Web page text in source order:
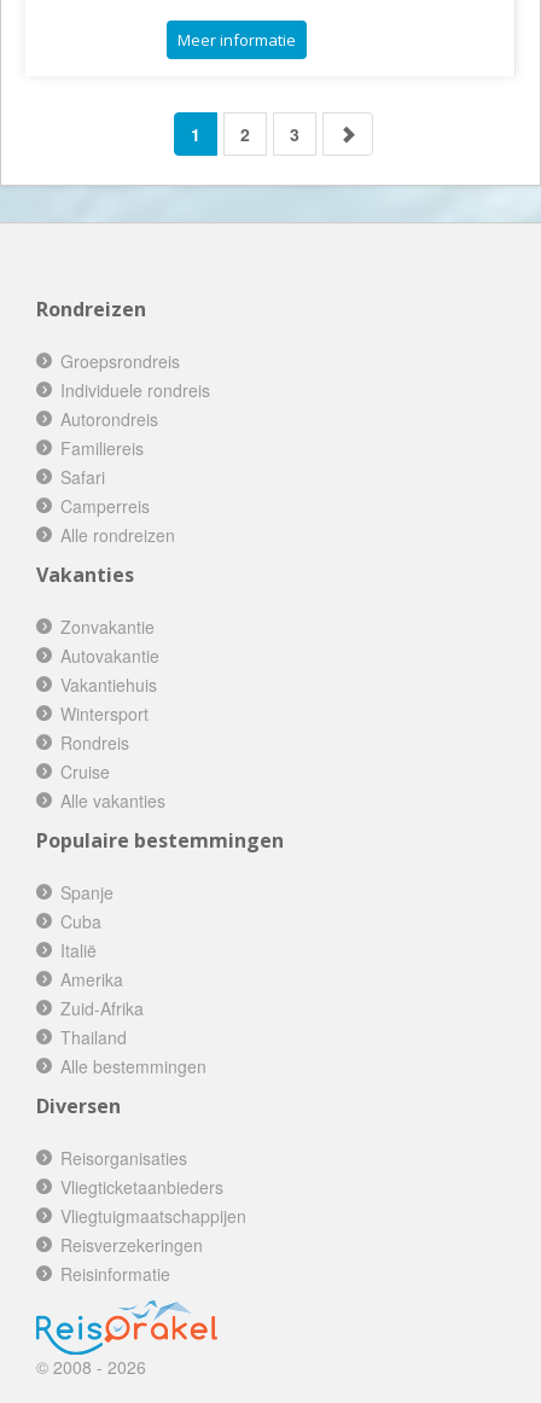
Meer informatie
1 2 3
Rondreizen
Groepsrondreis
Individuele rondreis
Autorondreis
Familiereis
Safari
Camperreis
Alle rondreizen
Vakanties
Zonvakantie
Autovakantie
Vakantiehuis
Wintersport
Rondreis
Cruise
Alle vakanties
Populaire bestemmingen
Spanje
Cuba
Italië
Amerika
Zuid-Afrika
Thailand
Alle bestemmingen
Diversen
Reisorganisaties
Vliegticketaanbieders
Vliegtuigmaatschappijen
Reisverzekeringen
Reisinformatie
© 2008 - 2026